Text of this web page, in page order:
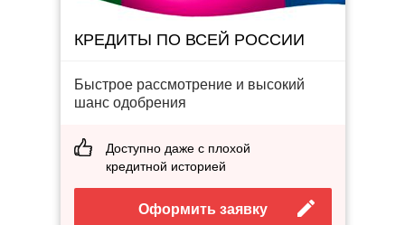
КРЕДИТЫ ПО ВСЕЙ РОССИИ
Быстрое рассмотрение и высокий
шанс одобрения
Доступно даже с плохой
кредитной историей
Оформить заявку